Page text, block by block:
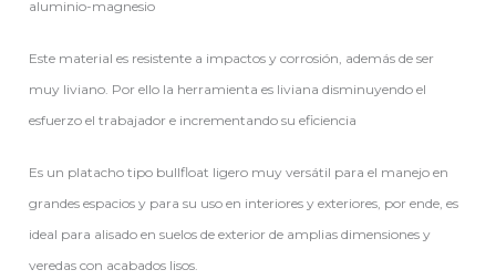
aluminio-magnesio
Este material es resistente a impactos y corrosión, además de ser
muy liviano. Por ello la herramienta es liviana disminuyendo el
esfuerzo el trabajador e incrementando su eficiencia
Es un platacho tipo bullfloat ligero muy versátil para el manejo en
grandes espacios y para su uso en interiores y exteriores, por ende, es
ideal para alisado en suelos de exterior de amplias dimensiones y
veredas con acabados lisos.